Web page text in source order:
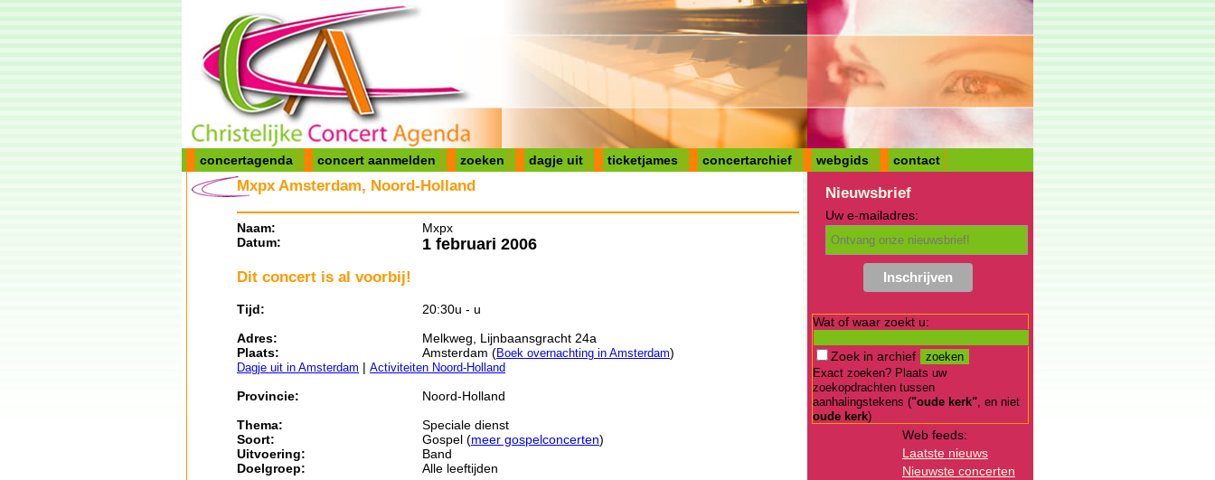
concertagenda concert aanmelden zoeken dagje uit ticketjames concertarchief webgids contact
Mxpx Amsterdam, Noord-Holland
Naam:
Mxpx
Datum:
1 februari 2006
Dit concert is al voorbij!
Tijd:
20:30u - u
Adres:
Melkweg, Lijnbaansgracht 24a
Plaats:
Amsterdam (Boek overnachting in Amsterdam)
Dagje uit in Amsterdam | Activiteiten Noord-Holland
Provincie:
Noord-Holland
Thema:
Speciale dienst
Soort:
Gospel (meer gospelconcerten)
Uitvoering:
Band
Doelgroep:
Alle leeftijden
Nieuwsbrief
Uw e-mailadres:
Wat of waar zoekt u:
Zoek in archief
Exact zoeken? Plaats uw
zoekopdrachten tussen
aanhalingstekens ("oude kerk", en niet
oude kerk)
Web feeds:
Laatste nieuws
Nieuwste concerten